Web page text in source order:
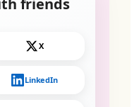
X
LinkedIn